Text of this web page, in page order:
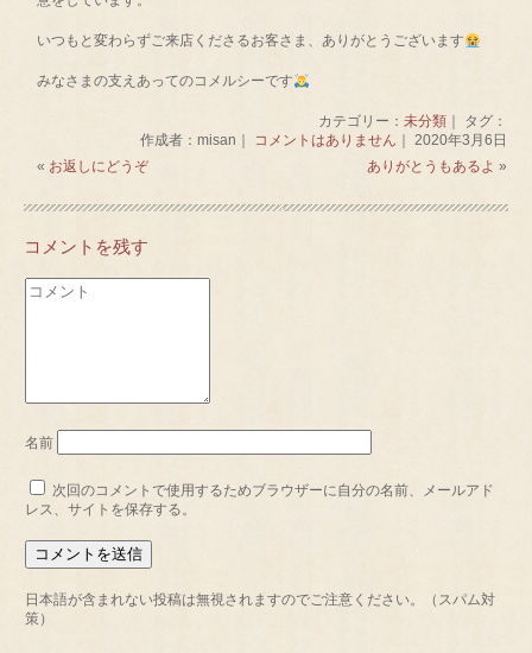
いつもと変わらずご来店くださるお客さま、ありがとうございます
みなさまの支えあってのコメルシーです
カテゴリー： 未分類｜ タグ：
作成者：misan｜ コメントはありません ｜ 2020年3月6日
« お返しにどうぞ ありがとうもあるよ »
コメントを残す
名前
次回のコメントで使用するためブラウザーに自分の名前、メールアド
レス、サイトを保存する。
日本語が含まれない投稿は無視されますのでご注意ください。（スパム対
策）